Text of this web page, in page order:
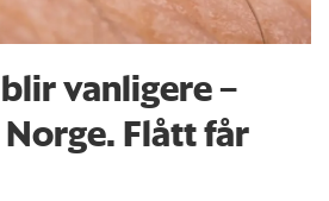
vanligere –
Flått får